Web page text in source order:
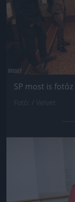
SP most is fotóz